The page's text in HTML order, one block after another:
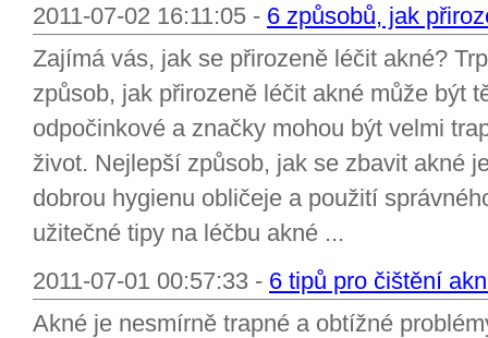
2011-07-02 16:11:05 - 6 způsobů, jak
Zajímá vás, jak se přirozeně léčit akné?
způsob, jak přirozeně léčit akné může být
odpočinkové a značky mohou být velmi
život. Nejlepší způsob, jak se zbavit akné
dobrou hygienu obličeje a použití
užitečné tipy na léčbu akné ...
2011-07-01 00:57:33 - 6 tipů pro čištění
Akné je nesmírně trapné a obtížné